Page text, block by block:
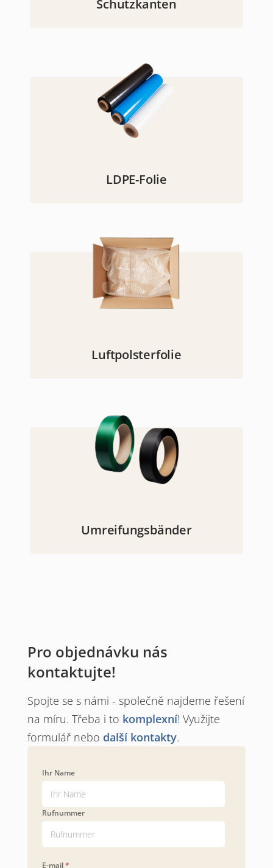
Schutzkanten
LDPE-Folie
Luftpolsterfolie
Umreifungsbänder
Pro objednávku nás
kontaktujte!
Spojte se s námi - společně najdeme řešení
na míru. Třeba i to komplexní! Využijte
formulář nebo další kontakty.
Ihr Name
Rufnummer
E-mail*